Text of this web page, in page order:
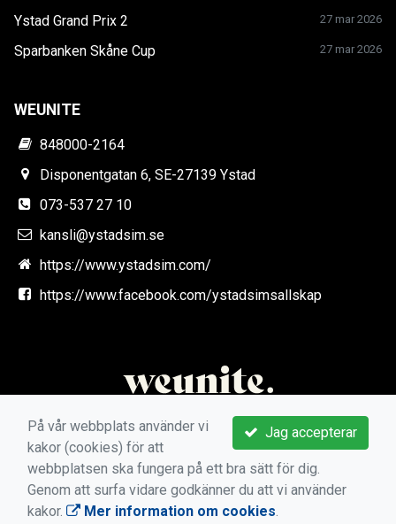
Ystad Grand Prix 2 27 mar 2026
Sparbanken Skåne Cup 27 mar 2026
WEUNITE
848000-2164
Disponentgatan 6, SE-27139 Ystad
073-537 27 10
kansli@ystadsim.se
https://www.ystadsim.com/
https://www.facebook.com/ystadsimsallskap
Jag accepterar
På vår webbplats använder vi
kakor (cookies) för att
webbplatsen ska fungera på ett bra sätt för dig.
Genom att surfa vidare godkänner du att vi använder
kakor.
Mer information om cookies.